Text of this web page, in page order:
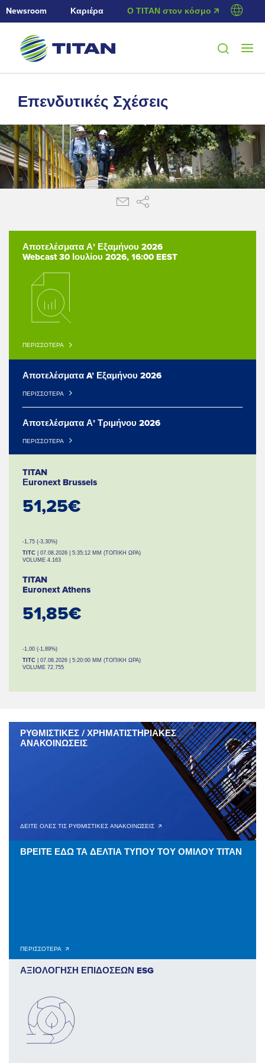
Newsroom Καριέρα Ο ΤΙΤΑΝ στον κόσμο 🡭
Επενδυτικές Σχέσεις
Αποτελέσματα Α’ Εξαμήνου 2026
Webcast 30 Ιουλίου 2026, 16:00 EEST
ΠΕΡΙΣΣΟΤΕΡΑ
Αποτελέσματα A’ Εξαμήνου 2026
ΠΕΡΙΣΣΟΤΕΡΑ
Αποτελέσματα Α’ Τριμήνου 2026
ΠΕΡΙΣΣΟΤΕΡΑ
TITAN
Εuronext Brussels
51,25€
-1,75 (-3,30%)
TITC | 07.08.2026 | 5:35:12 ΜΜ (ΤΟΠΙΚΗ ΩΡΑ)
VOLUME 4.163
TITAN
Euronext Athens
51,85€
-1,00 (-1,89%)
TITC | 07.08.2026 | 5:20:00 ΜΜ (ΤΟΠΙΚΗ ΩΡΑ)
VOLUME 72.755
ΡΥΘΜΙΣΤΙΚΕΣ / ΧΡΗΜΑΤΙΣΤΗΡΙΑΚΕΣ
ΑΝΑΚΟΙΝΩΣΕΙΣ
ΔΕΙΤΕ ΟΛΕΣ ΤΙΣ ΡΥΘΜΙΣΤΙΚΕΣ ΑΝΑΚΟΙΝΩΣΕΙΣ 🡭
ΒΡΕΙΤΕ ΕΔΩ ΤΑ ΔΕΛΤΙΑ ΤΥΠΟΥ ΤΟΥ ΟΜΙΛΟΥ ΤΙΤΑΝ
ΠΕΡΙΣΣΟΤΕΡΑ 🡭
ΑΞΙΟΛΟΓΗΣΗ ΕΠΙΔΟΣΕΩΝ ESG